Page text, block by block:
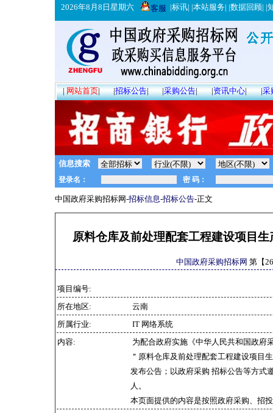
2026年8月8日星期六 客服 |标讯| |本站服务| |数据回顾| |
|网站首页| |招标公告| |采购公告| |资讯中心| |采
信息搜索
中国政府采购招标网-招标信息-招标公告-正文
原料仓库及前处理配套工程建设项目
中国政府采购招标网 第【
项目编号:
所在地区:
云南
所属行业:
IT 网络系统
内容:
为配合政府实施《中华人民共和国政府
＂原料仓库及前处理配套工程建设项目
发布公告；以政府采购 招标公告等方式
人。
本页面提供的内容是按照政府采购、招